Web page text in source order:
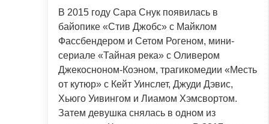
В 2015 году Сара Снук появилась в
байопике «Стив Джобс» с Майклом
Фассбендером и Сетом Рогеном, мини-
сериале «Тайная река» с Оливером
Джекосноном-Коэном, трагикомедии «Месть
от кутюр» с Кейт Уинслет, Джуди Дэвис,
Хьюго Уивингом и Лиамом Хэмсвортом.
Затем девушка снялась в одном из